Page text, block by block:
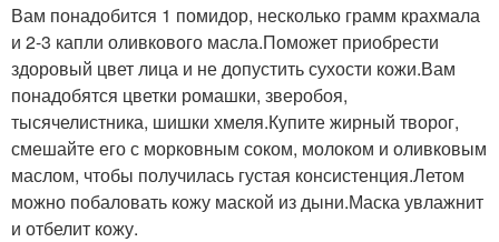
Вам понадобится 1 помидор, несколько грамм крахмала
и 2-3 капли оливкового масла.Поможет приобрести
здоровый цвет лица и не допустить сухости кожи.Вам
понадобятся цветки ромашки, зверобоя,
тысячелистника, шишки хмеля.Купите жирный творог,
смешайте его с морковным соком, молоком и оливковым
маслом, чтобы получилась густая консистенция.Летом
можно побаловать кожу маской из дыни.Маска увлажнит
и отбелит кожу.